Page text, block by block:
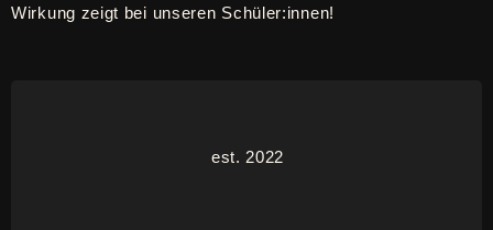
Wirkung zeigt bei unseren Schüler:innen!
est. 2022